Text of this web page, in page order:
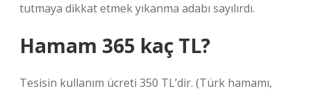
tutmaya dikkat etmek yıkanma adabı sayılırdı.
Hamam 365 kaç TL?
Tesisin kullanım ücreti 350 TL’dir. (Türk hamamı,